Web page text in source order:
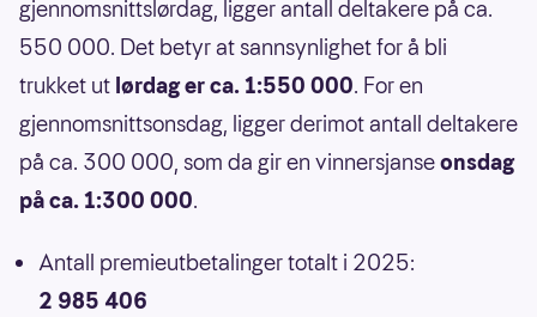
gjennomsnittslørdag, ligger antall deltakere på ca.
550 000. Det betyr at sannsynlighet for å bli
trukket ut lørdag er ca. 1:550 000. For en
gjennomsnittsonsdag, ligger derimot antall deltakere
på ca. 300 000, som da gir en vinnersjanseonsdag
på ca. 1:300 000.
Antall premieutbetalinger totalt i 2025:
2 985 406